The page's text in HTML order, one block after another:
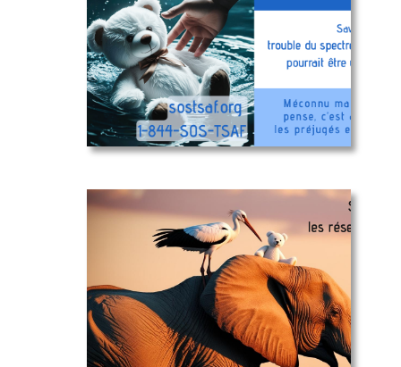
Tu te sens
perdu ?
Appelle le 1-
844-SOS-
TSAF
SafEra
#SOSTSAF
sur les
réseaux
sociaux
éthiques et
d'ici